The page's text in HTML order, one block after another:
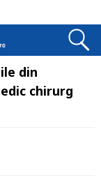
din
chirurg